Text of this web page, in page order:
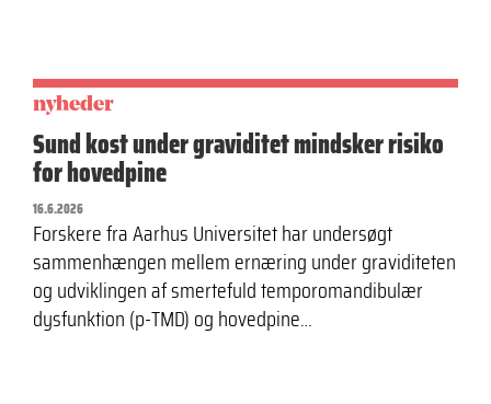
nyheder
Sund kost under graviditet mindsker risiko
for hovedpine
16.6.2026
Forskere fra Aarhus Universitet har undersøgt
sammenhængen mellem ernæring under graviditeten
og udviklingen af smertefuld temporomandibulær
dysfunktion (p-TMD) og hovedpine…